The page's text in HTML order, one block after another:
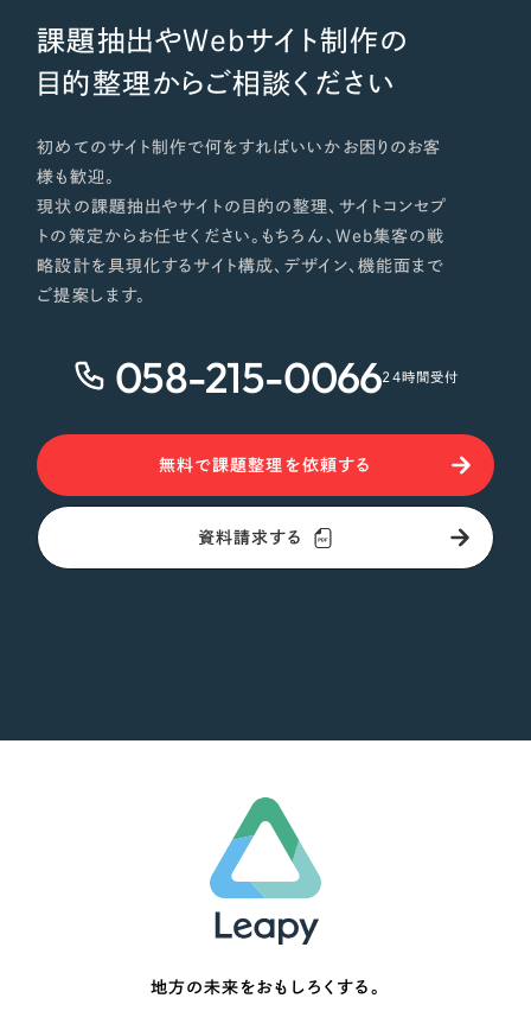
課題抽出やWebサイト制作の
目的整理からご相談ください
初めてのサイト制作で何をすればいいかお困りのお客
様も歓迎。
現状の課題抽出やサイトの目的の整理、サイトコンセプ
トの策定からお任せください。もちろん、Web集客の戦
略設計を具現化するサイト構成、デザイン、機能面まで
ご提案します。
058-215-006624時間受付
無料で課題整理を依頼する
資料請求する
地方の未来をおもしろくする。